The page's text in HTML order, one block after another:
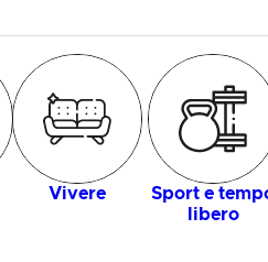
Vivere
Sport e
libero